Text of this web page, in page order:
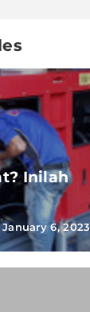
Inilah
January 6, 2023